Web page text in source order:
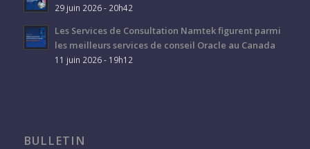
29 juin 2026 - 20h42
Les Services de Consultation Namtek figurent parmi
les meilleurs services de conseil Oracle au Canada
11 juin 2026 - 19h12
BULLETIN